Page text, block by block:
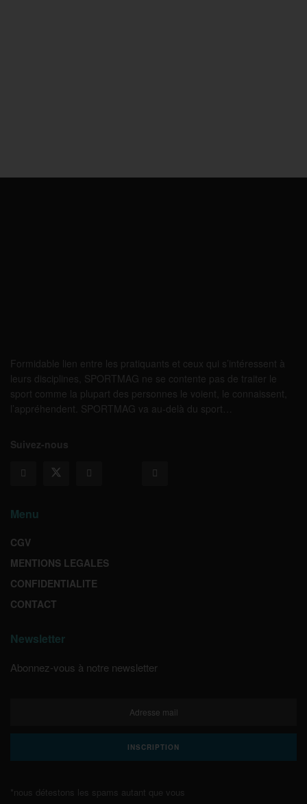
Formidable lien entre les pratiquants et ceux qui s’intéressent à
leurs disciplines, SPORTMAG ne se contente pas de traiter le
sport comme la plupart des personnes le voient, le connaissent,
l’appréhendent. SPORTMAG va au-delà du sport…
Suivez-nous
Menu
CGV
MENTIONS LEGALES
CONFIDENTIALITE
CONTACT
Newsletter
Abonnez-vous à notre newsletter
*nous détestons les spams autant que vous